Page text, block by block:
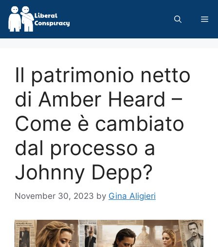
Skip
content
Il patrimonio netto
di Amber Heard –
Come è cambiato
dal processo a
Johnny Depp?
November 30, 2023 by Gina Aligieri